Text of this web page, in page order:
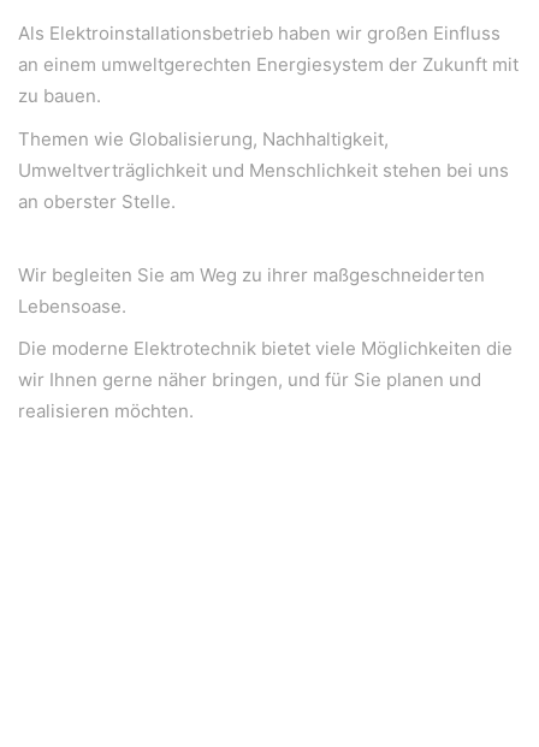
Als Elektroinstallationsbetrieb haben wir großen Einfluss
an einem umweltgerechten Energiesystem der Zukunft mit
zu bauen.
Themen wie Globalisierung, Nachhaltigkeit,
Umweltverträglichkeit und Menschlichkeit stehen bei uns
an oberster Stelle.
Wir begleiten Sie am Weg zu ihrer maßgeschneiderten
Lebensoase.
Die moderne Elektrotechnik bietet viele Möglichkeiten die
wir Ihnen gerne näher bringen, und für Sie planen und
realisieren möchten.